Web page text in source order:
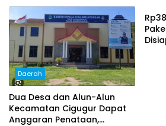
Daerah
Dua Desa dan Alun-Alun
Kecamatan Cigugur Dapat
Anggaran Penataan,